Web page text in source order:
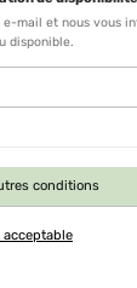
e-mail et nous vous
disponible.
conditions
acceptable